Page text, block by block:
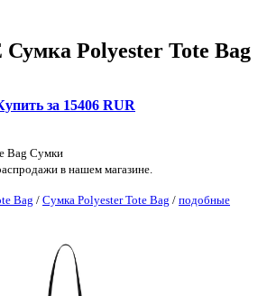
Polyester Tote Bag
за 15406 RUR
Bag Сумки
в нашем магазине.
Bag / Сумка Polyester Tote Bag / подобные